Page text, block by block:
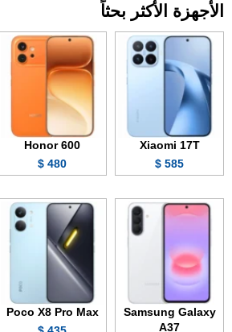
الأجهزة الأكثر بحثاً
Xiaomi 17T
585 $
Honor 600
480 $
Samsung Galaxy
A37
Poco X8 Pro Max